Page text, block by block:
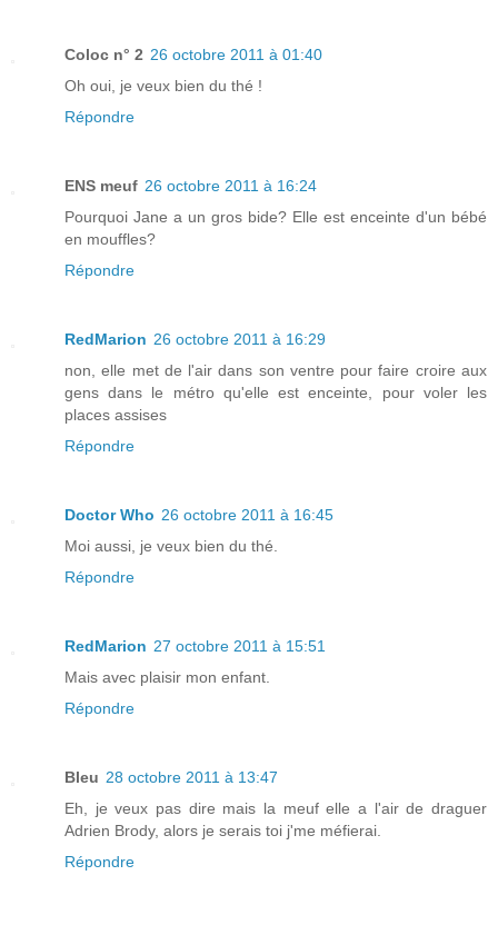
Coloc n° 2 26 octobre 2011 à 01:40
Oh oui, je veux bien du thé !
Répondre
ENS meuf 26 octobre 2011 à 16:24
Pourquoi Jane a un gros bide? Elle est enceinte d'un bébé
en mouffles?
Répondre
RedMarion 26 octobre 2011 à 16:29
non, elle met de l'air dans son ventre pour faire croire aux
gens dans le métro qu'elle est enceinte, pour voler les
places assises
Répondre
Doctor Who 26 octobre 2011 à 16:45
Moi aussi, je veux bien du thé.
Répondre
RedMarion 27 octobre 2011 à 15:51
Mais avec plaisir mon enfant.
Répondre
Bleu 28 octobre 2011 à 13:47
Eh, je veux pas dire mais la meuf elle a l'air de draguer
Adrien Brody, alors je serais toi j'me méfierai.
Répondre